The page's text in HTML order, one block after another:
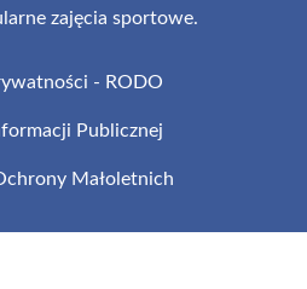
zajęcia sportowe.
- RODO
Publicznej
Małoletnich